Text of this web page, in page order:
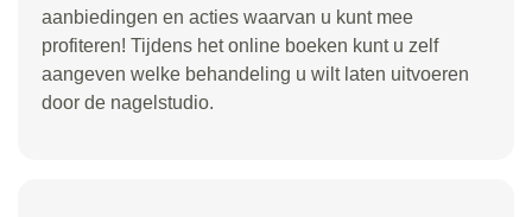
aanbiedingen en acties waarvan u kunt mee
profiteren! Tijdens het online boeken kunt u zelf
aangeven welke behandeling u wilt laten uitvoeren
door de nagelstudio.